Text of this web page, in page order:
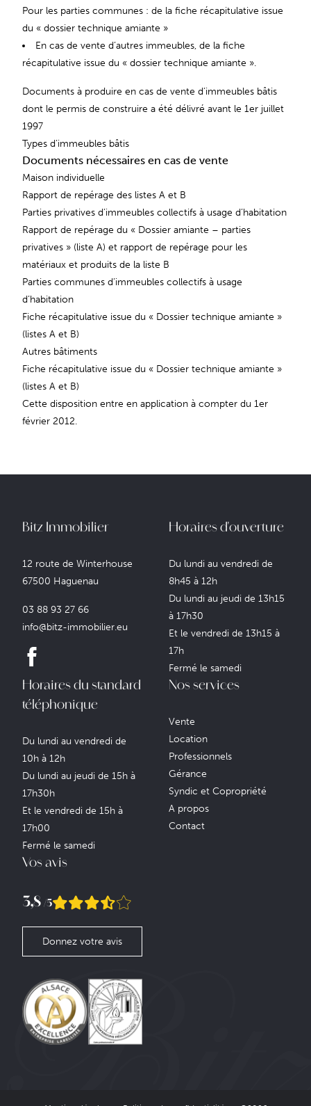
Pour les parties communes : de la fiche récapitulative issue
du « dossier technique amiante »
En cas de vente d’autres immeubles, de la fiche
récapitulative issue du « dossier technique amiante ».
Documents à produire en cas de vente d’immeubles bâtis
dont le permis de construire a été délivré avant le 1er juillet
1997
Types d’immeubles bâtis
Documents nécessaires en cas de vente
Maison individuelle
Rapport de repérage des listes A et B
Parties privatives d’immeubles collectifs à usage d’habitation
Rapport de repérage du « Dossier amiante – parties
privatives » (liste A) et rapport de repérage pour les
matériaux et produits de la liste B
Parties communes d’immeubles collectifs à usage
d’habitation
Fiche récapitulative issue du « Dossier technique amiante »
(listes A et B)
Autres bâtiments
Fiche récapitulative issue du « Dossier technique amiante »
(listes A et B)
Cette disposition entre en application à compter du 1er
février 2012.
Bitz Immobilier
12 route de Winterhouse
67500 Haguenau
03 88 93 27 66
info@bitz-immobilier.eu
Horaires d'ouverture
Du lundi au vendredi de
8h45 à 12h
Du lundi au jeudi de 13h15
à 17h30
Et le vendredi de 13h15 à
17h
Fermé le samedi
Horaires du standard
téléphonique
Du lundi au vendredi de
10h à 12h
Du lundi au jeudi de 15h à
17h30h
Et le vendredi de 15h à
17h00
Fermé le samedi
Nos services
Vente
Location
Professionnels
Gérance
Syndic et Copropriété
A propos
Contact
Vos avis
3,8 /5
Donnez votre avis